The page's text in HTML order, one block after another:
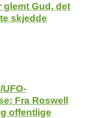
glemt Gud, det
skjedde
Fra Roswell
offentlige